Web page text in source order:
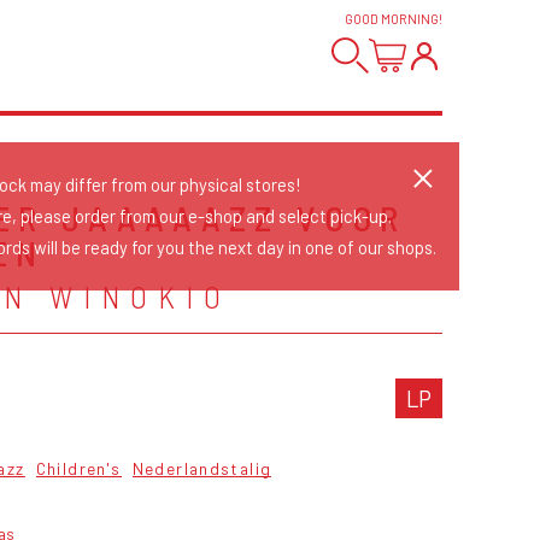
GOOD MORNING!
JAAAAAZZ VOOR
WINOKIO
LP
Children's Nederlandstalig
may differ from our physical stores!
please order from our e-shop and select pick-up.
will be ready for you the next day in one of our shops.